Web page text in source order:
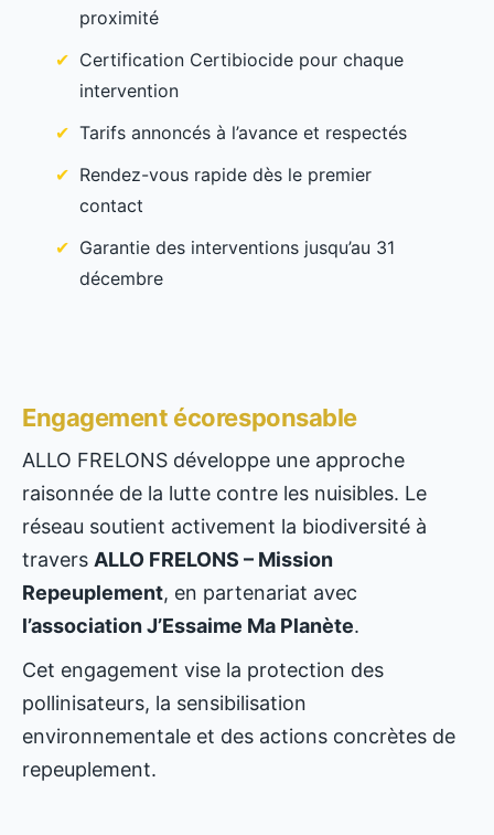
proximité
Certification Certibiocide pour chaque
intervention
Tarifs annoncés à l’avance et respectés
Rendez-vous rapide dès le premier
contact
Garantie des interventions jusqu’au 31
décembre
Engagement écoresponsable
ALLO FRELONS développe une approche
raisonnée de la lutte contre les nuisibles. Le
réseau soutient activement la biodiversité à
travers ALLO FRELONS – Mission
Repeuplement, en partenariat avec
l’association J’Essaime Ma Planète.
Cet engagement vise la protection des
pollinisateurs, la sensibilisation
environnementale et des actions concrètes de
repeuplement.